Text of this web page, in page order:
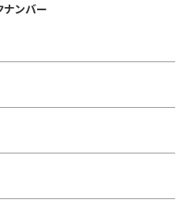
ナンバー